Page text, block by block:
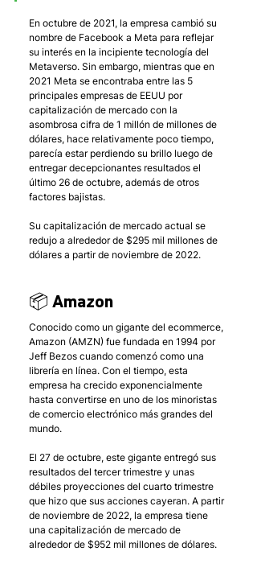
En octubre de 2021, la empresa cambió su
nombre de Facebook a Meta para reflejar
su interés en la incipiente tecnología del
Metaverso. Sin embargo, mientras que en
2021 Meta se encontraba entre las 5
principales empresas de EEUU por
capitalización de mercado con la
asombrosa cifra de 1 millón de millones de
dólares, hace relativamente poco tiempo,
parecía estar perdiendo su brillo luego de
entregar decepcionantes resultados el
último 26 de octubre, además de otros
factores bajistas.
Su capitalización de mercado actual se
redujo a alrededor de $295 mil millones de
dólares a partir de noviembre de 2022.
📦 Amazon
Conocido como un gigante del ecommerce,
Amazon (AMZN) fue fundada en 1994 por
Jeff Bezos cuando comenzó como una
librería en línea. Con el tiempo, esta
empresa ha crecido exponencialmente
hasta convertirse en uno de los minoristas
de comercio electrónico más grandes del
mundo.
El 27 de octubre, este gigante entregó sus
resultados del tercer trimestre y unas
débiles proyecciones del cuarto trimestre
que hizo que sus acciones cayeran. A partir
de noviembre de 2022, la empresa tiene
una capitalización de mercado de
alrededor de $952 mil millones de dólares.